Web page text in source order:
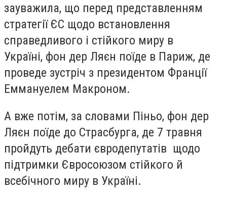
зауважила, що перед представленням
стратегії ЄС щодо встановлення
справедливого і стійкого миру в
Україні, фон дер Ляєн поїде в Париж, де
проведе зустріч з президентом Франції
Еммануелем Макроном.
А вже потім, за словами Піньо, фон дер
Ляєн поїде до Страсбурга, де 7 травня
пройдуть дебати євродепутатів щодо
підтримки Євросоюзом стійкого й
всебічного миру в Україні.